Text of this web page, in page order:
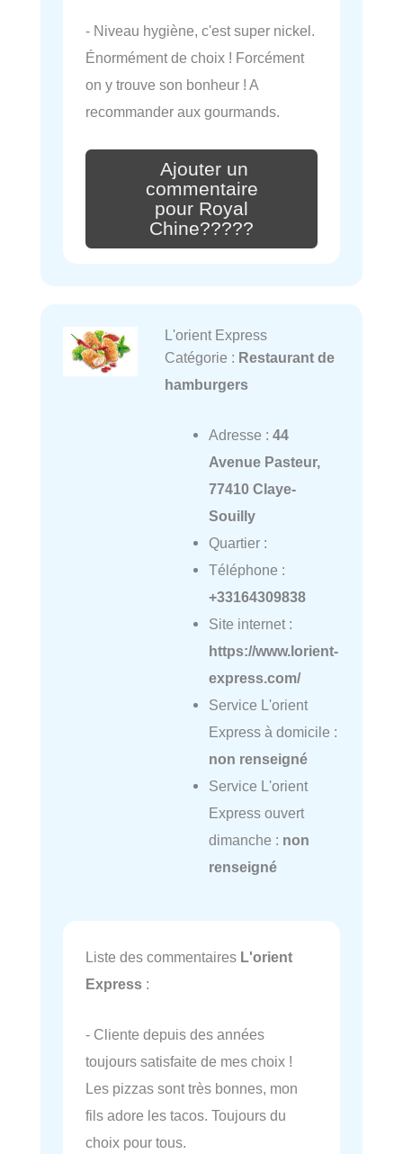
- Niveau hygiène, c'est super nickel.
Énormément de choix ! Forcément
on y trouve son bonheur ! A
recommander aux gourmands.
Ajouter un
commentaire
pour Royal
Chine?????
L'orient Express
Catégorie : Restaurant de
hamburgers
Adresse : 44
Avenue Pasteur,
77410 Claye-
Souilly
Quartier :
Téléphone :
+33164309838
Site internet :
https://www.lorient-
express.com/
Service L'orient
Express à domicile :
non renseigné
Service L'orient
Express ouvert
dimanche : non
renseigné
Liste des commentaires L'orient
Express :
- Cliente depuis des années
toujours satisfaite de mes choix !
Les pizzas sont très bonnes, mon
fils adore les tacos. Toujours du
choix pour tous.